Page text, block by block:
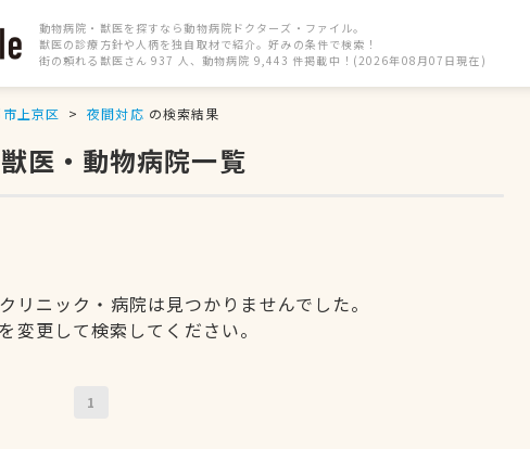
動物病院・獣医を探すなら動物病院ドクターズ・ファイル。
獣医の診療方針や人柄を独自取材で紹介。好みの条件で検索！
街の頼れる獣医さん 937 人、動物病院 9,443 件掲載中！(2026年08月07日現在)
上京区 夜間対応 の検索結果
医・動物病院一覧
リニック・病院は見つかりませんでした。
変更して検索してください。
1